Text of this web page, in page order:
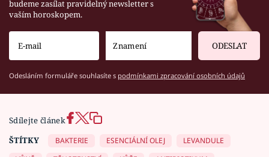
budeme zasílat pravidelný newsletter s
vaším horoskopem.
ODESLAT
Odesláním formuláře souhlasíte s podmínkami zpracování osobních údajů
Sdílejte článek
ŠTÍTKY
BAKTERIE ESENCIÁLNÍ OLEJ
LEVANDULE